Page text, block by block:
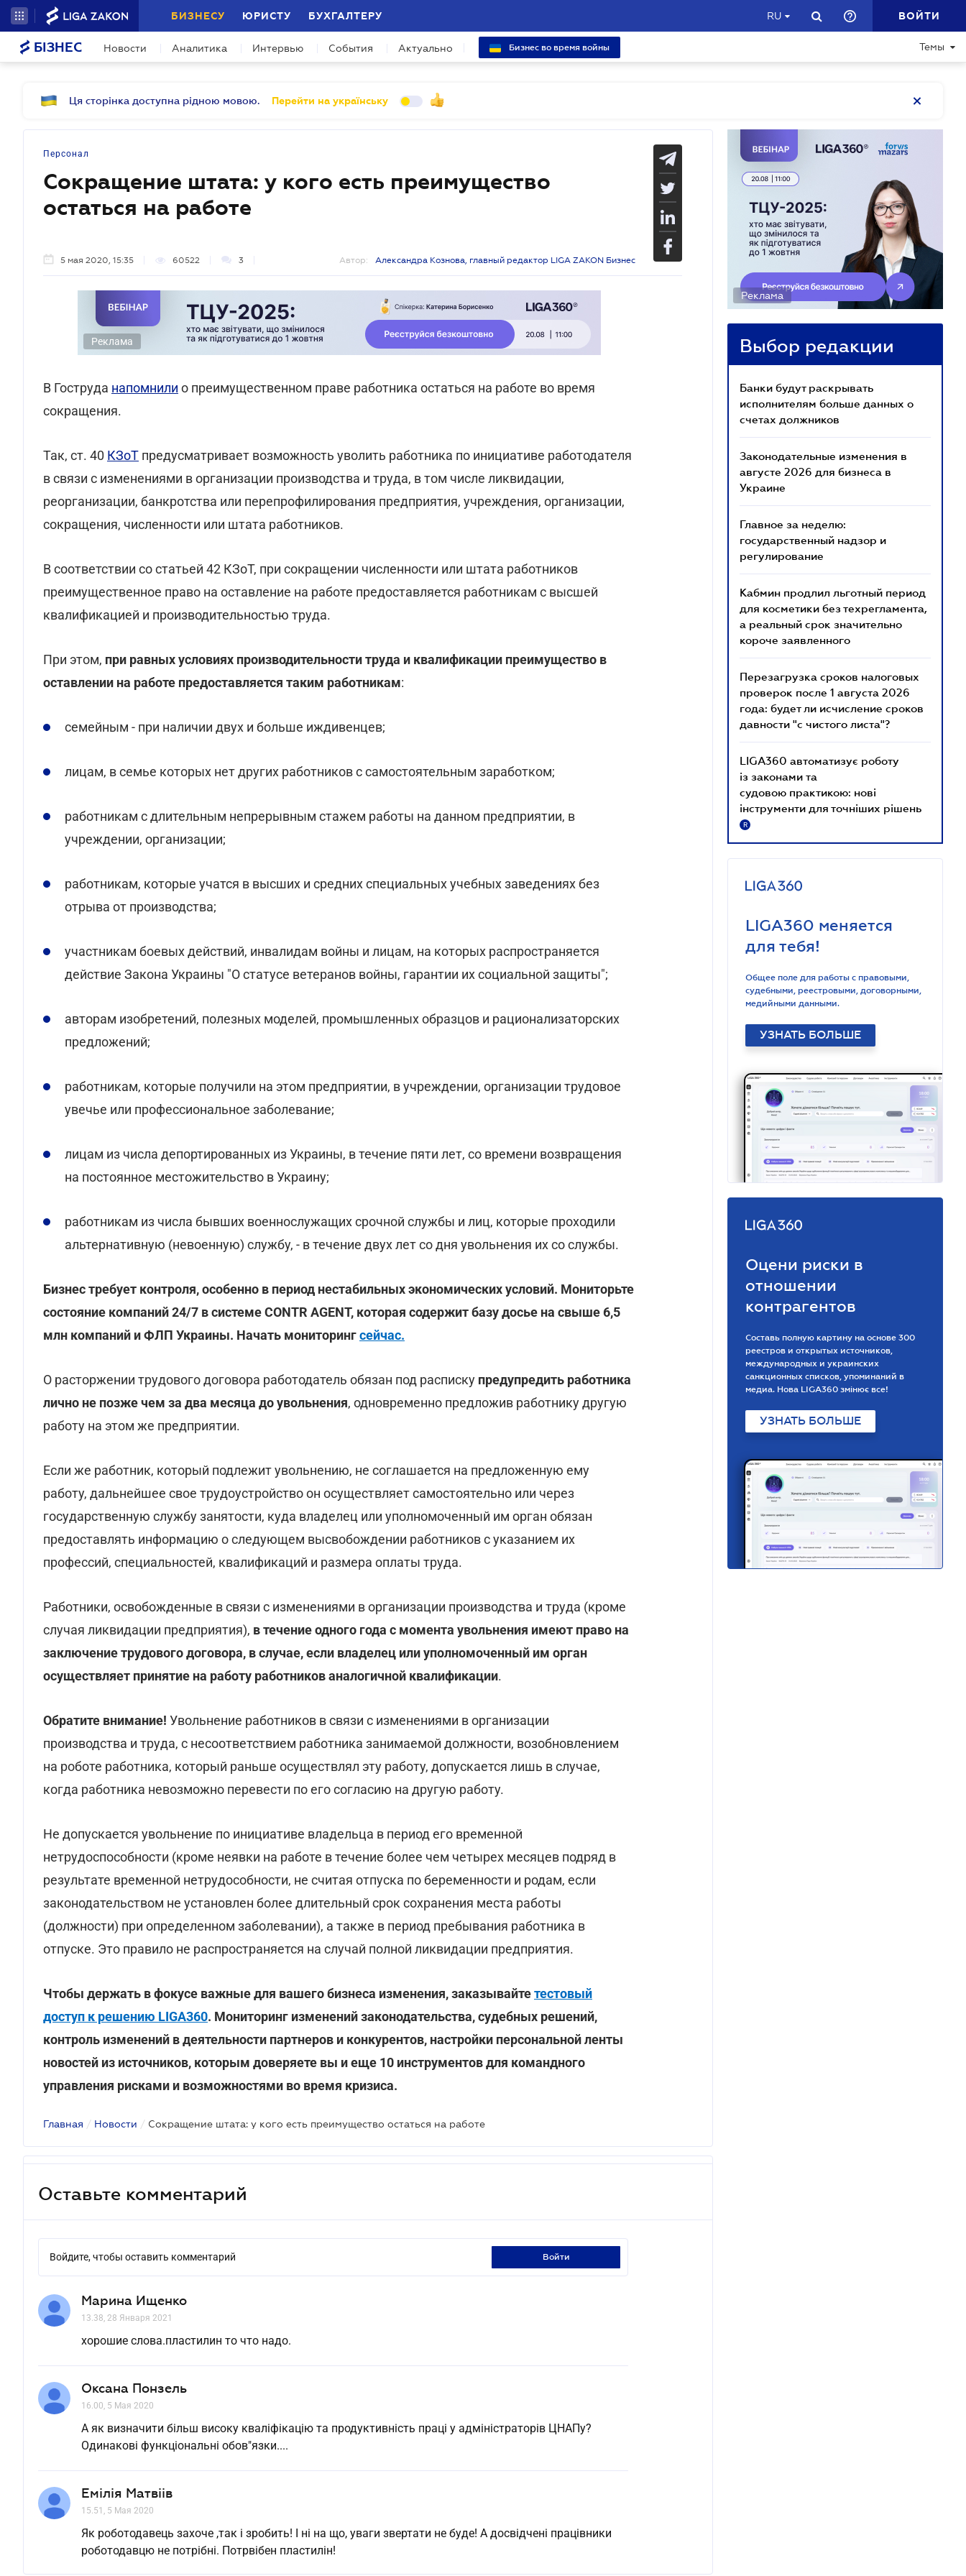
БИЗНЕСУ ЮРИСТУ БУХГАЛТЕРУ RU ВОЙТИ
БІЗНЕС Новости Аналитика Интервью События Актуально Бизнес во время войны Темы
Ця сторінка доступна рідною мовою. Перейти на українську
Персонал
Сокращение штата: у кого есть преимущество
остаться на работе
5 мая 2020, 15:35 60522 3 Автор: Александра Кознова, главный редактор LIGA ZAKON Бизнес
Реклама
В Гоструда напомнили о преимущественном праве работника остаться на работе во время
сокращения.
Так, ст. 40 КЗоТ предусматривает возможность уволить работника по инициативе работодателя
в связи с изменениями в организации производства и труда, в том числе ликвидации,
реорганизации, банкротства или перепрофилирования предприятия, учреждения, организации,
сокращения, численности или штата работников.
В соответствии со статьей 42 КЗоТ, при сокращении численности или штата работников
преимущественное право на оставление на работе предоставляется работникам с высшей
квалификацией и производительностью труда.
При этом, при равных условиях производительности труда и квалификации преимущество в
оставлении на работе предоставляется таким работникам:
семейным - при наличии двух и больше иждивенцев;
лицам, в семье которых нет других работников с самостоятельным заработком;
работникам с длительным непрерывным стажем работы на данном предприятии, в
учреждении, организации;
работникам, которые учатся в высших и средних специальных учебных заведениях без
отрыва от производства;
участникам боевых действий, инвалидам войны и лицам, на которых распространяется
действие Закона Украины "О статусе ветеранов войны, гарантии их социальной защиты";
авторам изобретений, полезных моделей, промышленных образцов и рационализаторских
предложений;
работникам, которые получили на этом предприятии, в учреждении, организации трудовое
увечье или профессиональное заболевание;
лицам из числа депортированных из Украины, в течение пяти лет, со времени возвращения
на постоянное местожительство в Украину;
работникам из числа бывших военнослужащих срочной службы и лиц, которые проходили
альтернативную (невоенную) службу, - в течение двух лет со дня увольнения их со службы.
Бизнес требует контроля, особенно в период нестабильных экономических условий. Мониторьте
состояние компаний 24/7 в системе CONTR AGENT, которая содержит базу досье на свыше 6,5
млн компаний и ФЛП Украины. Начать мониторингсейчас.
О расторжении трудового договора работодатель обязан под расписку предупредить работника
лично не позже чем за два месяца до увольнения, одновременно предложив работнику другую
работу на этом же предприятии.
Если же работник, который подлежит увольнению, не соглашается на предложенную ему
работу, дальнейшее свое трудоустройство он осуществляет самостоятельно или через
государственную службу занятости, куда владелец или уполномоченный им орган обязан
предоставлять информацию о следующем высвобождении работников с указанием их
профессий, специальностей, квалификаций и размера оплаты труда.
Работники, освобожденные в связи с изменениями в организации производства и труда (кроме
случая ликвидации предприятия), в течение одного года с момента увольнения имеют право на
заключение трудового договора, в случае, если владелец или уполномоченный им орган
осуществляет принятие на работу работников аналогичной квалификации.
Обратите внимание! Увольнение работников в связи с изменениями в организации
производства и труда, с несоответствием работника занимаемой должности, возобновлением
на роботе работника, который раньше осуществлял эту работу, допускается лишь в случае,
когда работника невозможно перевести по его согласию на другую работу.
Не допускается увольнение по инициативе владельца в период его временной
нетрудоспособности (кроме неявки на работе в течение более чем четырех месяцев подряд в
результате временной нетрудособности, не считая отпуска по беременности и родам, если
законодательством не установлен более длительный срок сохранения места работы
(должности) при определенном заболевании), а также в период пребывания работника в
отпуске. Это правило не распространяется на случай полной ликвидации предприятия.
Чтобы держать в фокусе важные для вашего бизнеса изменения, заказывайтетестовый
доступ к решению LIGA360. Мониторинг изменений законодательства, судебных решений,
контроль изменений в деятельности партнеров и конкурентов, настройки персональной ленты
новостей из источников, которым доверяете вы и еще 10 инструментов для командного
управления рисками и возможностями во время кризиса.
Главная / Новости / Сокращение штата: у кого есть преимущество остаться на работе
Оставьте комментарий
Войдите, чтобы оставить комментарий войти
Марина Ищенко
13.38, 28 Января 2021
хорошие слова.пластилин то что надо.
Оксана Понзель
16.00, 5 Мая 2020
А як визначити більш високу кваліфікацію та продуктивність праці у адміністраторів ЦНАПу?
Одинакові функціональні обов"язки....
Емілія Матвіів
15.51, 5 Мая 2020
Як роботодавець захоче ,так і зробить! І ні на що, уваги звертати не буде! А досвідчені працівники
роботодавцю не потрібні. Потрвібен пластилін!
Реклама
Выбор редакции
Банки будут раскрывать
исполнителям больше данных о
счетах должников
Законодательные изменения в
августе 2026 для бизнеса в
Украине
Главное за неделю:
государственный надзор и
регулирование
Кабмин продлил льготный период
для косметики без техрегламента,
а реальный срок значительно
короче заявленного
Перезагрузка сроков налоговых
проверок после 1 августа 2026
года: будет ли исчисление сроков
давности "с чистого листа"?
LIGA360 автоматизує роботу
із законами та
судовою практикою: нові
інструменти для точніших рішень
R
LIGA360 меняется
для тебя!
Общее поле для работы с правовыми,
судебными, реестровыми, договорными,
медийными данными.
УЗНАТЬ БОЛЬШЕ
Оцени риски в
отношении
контрагентов
Составь полную картину на основе 300
реестров и открытых источников,
международных и украинских
санкционных списков, упоминаний в
медиа. Нова LIGA360 змінює все!
УЗНАТЬ БОЛЬШЕ